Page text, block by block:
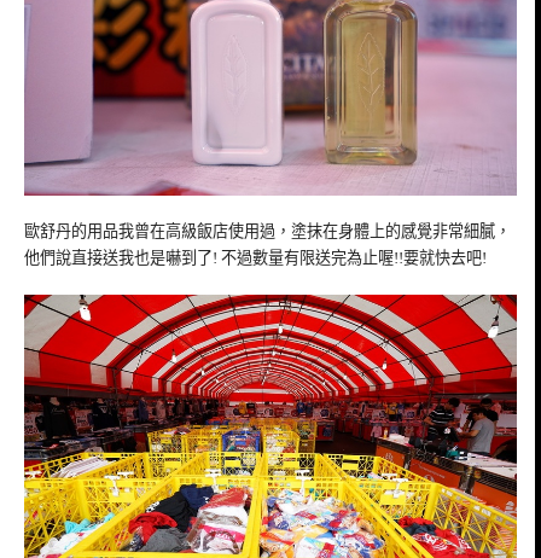
歐舒丹的用品我曾在高級飯店使用過，塗抹在身體上的感覺非常細膩，
他們說直接送我也是嚇到了! 不過數量有限送完為止喔!!要就快去吧!